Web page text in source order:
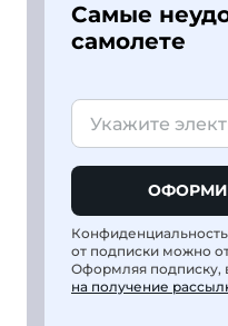
Самые
самолете
от подписки можно
Оформляя подписку,
на получение